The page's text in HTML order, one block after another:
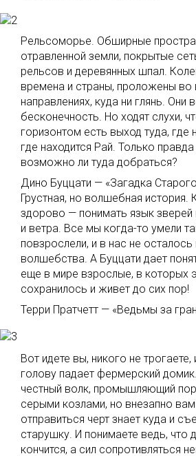
Рельсоморье. Обширные
отравленной земли, покрытые
рельсов и деревянных шпал.
времена и страны, проложены во
направлениях, куда ни глянь. Они
бесконечность. Но ходят слухи,
горизонтом есть выход туда, где
где находится Рай. Только правда
возможно ли туда добраться?
Дино Буццати — «Загадка
Грустная, но волшебная история.
здорово — понимать язык зверей
и ветра. Все мы когда-то умели
повзрослели, и в нас не осталось
волшебства. А Буццати дает
еще в мире взрослые, в которых
сохранилось и живет до сих пор!
Терри Пратчетт — «Ведьмы за
Вот идете вы, никого не
голову падает фермерский
честный волк, промышляющий
серыми козлами, но внезапно
отправиться черт знает куда и
старушку. И понимаете ведь, что
кончится, а сил сопротивляться